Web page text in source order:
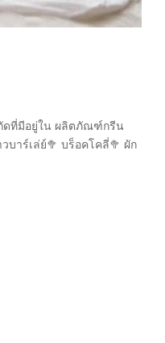
กัดที่มีอยู่ใน ผลิตภัณฑ์กรีน
าร์เล่ย์🥦 บร็อคโคลี่🥦 ผัก